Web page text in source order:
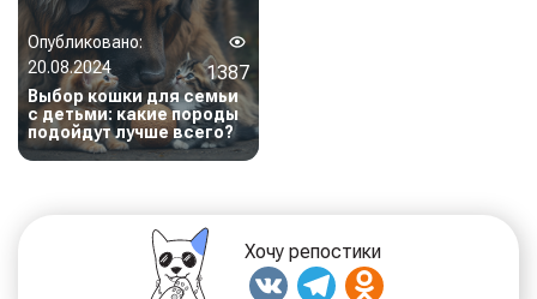
Опубликовано:
20.08.2024
1387
Выбор кошки для семьи
с детьми: какие породы
подойдут лучше всего?
Хочу репостики